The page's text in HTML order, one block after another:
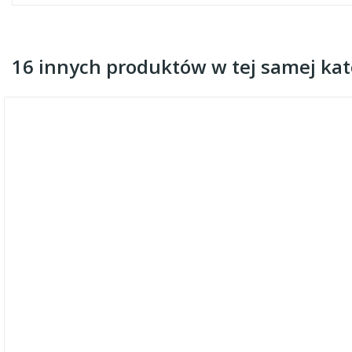
16 innych produktów w tej samej